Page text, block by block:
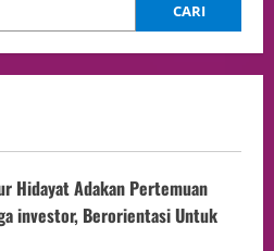
CARI
Hidayat Adakan Pertemuan
investor, Berorientasi Untuk